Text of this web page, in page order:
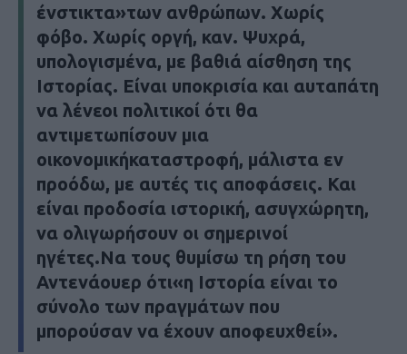
ένστικτα»των ανθρώπων. Χωρίς
φόβο. Χωρίς οργή, καν. Ψυχρά,
υπολογισμένα, με βαθιά αίσθηση της
Ιστορίας. Είναι υποκρισία και αυταπάτη
να λένεοι πολιτικοί ότι θα
αντιμετωπίσουν μια
οικονομικήκαταστροφή, μάλιστα εν
προόδω, με αυτές τις αποφάσεις. Και
είναι προδοσία ιστορική, ασυγχώρητη,
να ολιγωρήσουν οι σημερινοί
ηγέτες.Να τους θυμίσω τη ρήση του
Αντενάουερ ότι«η Ιστορία είναι το
σύνολο των πραγμάτων που
μπορούσαν να έχουν αποφευχθεί».